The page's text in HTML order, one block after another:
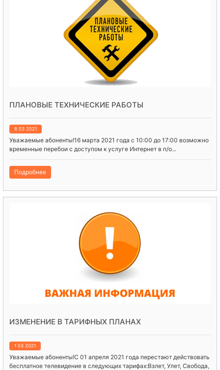
ПЛАНОВЫЕ ТЕХНИЧЕСКИЕ РАБОТЫ
8 03 2021
Уважаемые абоненты!16 марта 2021 года с 10:00 до 17:00 возможно
временные перебои с доступом к услуге Интернет в п/о...
Подробнее
ИЗМЕНЕНИЕ В ТАРИФНЫХ ПЛАНАХ
1 03 2021
Уважаемые абоненты!С 01 апреля 2021 года перестают действовать
бесплатное телевидение в следующих тарифах:Взлет, Улет, Свобода,